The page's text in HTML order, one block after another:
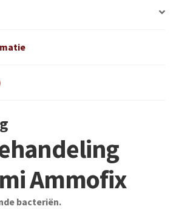
Ammofix
bacteriën.